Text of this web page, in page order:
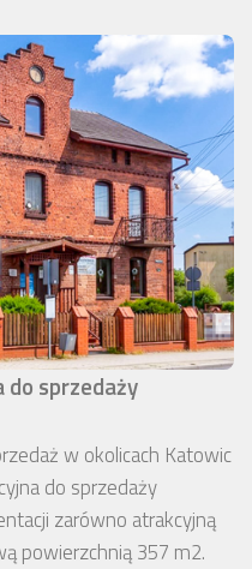
sprzedaży
w okolicach Katowic
do sprzedaży
zarówno atrakcyjną
powierzchnią 357 m2.